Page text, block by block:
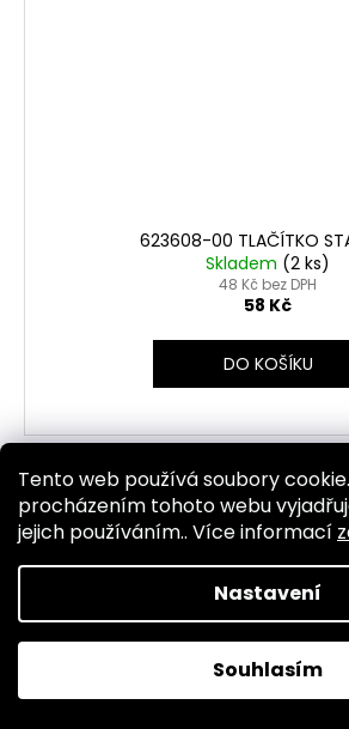
Tento web používá soubory
procházením tohoto webu
jejich používáním.. Více informací
Nastavení
Souhlasím
623608-00 TLAČÍTKO
Skladem (2 ks)
48 Kč bez DPH
58 Kč
DO KOŠÍKU